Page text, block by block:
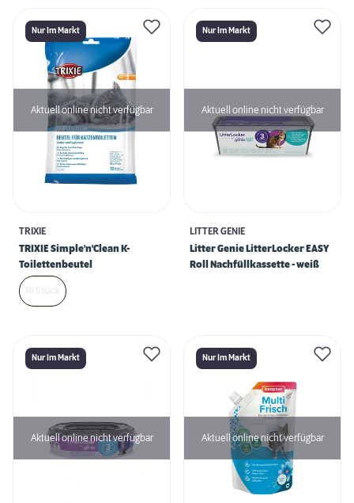
Nur Im Markt
Aktuell online nicht verfügbar
TRIXIE
TRIXIE Simple'n'Clean K-
Toilettenbeutel
Nur Im Markt
Aktuell online nicht verfügbar
LITTER GENIE
Litter Genie LitterLocker EASY
Roll Nachfüllkassette - weiß
Nur Im Markt
Aktuell online nicht verfügbar
Nur Im Markt
Aktuell online nicht verfügbar